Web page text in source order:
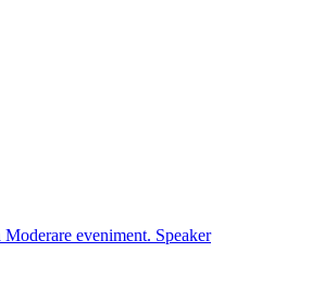
Moderare eveniment. Speaker